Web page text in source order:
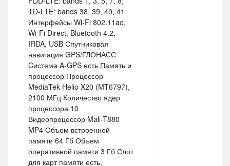
TD-LTE: bands 38, 39, 40, 41
Интерфейсы Wi-Fi 802.11ac,
Wi-Fi Direct, Bluetooth 4.2,
IRDA, USB Спутниковая
навигация GPS/ГЛОНАСС
Cистема A-GPS есть Память и
процессор Процессор
MediaTek Helio X20 (MT6797),
2100 МГц Количество ядер
процессора 10
Видеопроцессор Mali-T880
MP4 Объем встроенной
памяти 64 Гб Объем
оперативной памяти 3 Гб Слот
для карт памяти есть,